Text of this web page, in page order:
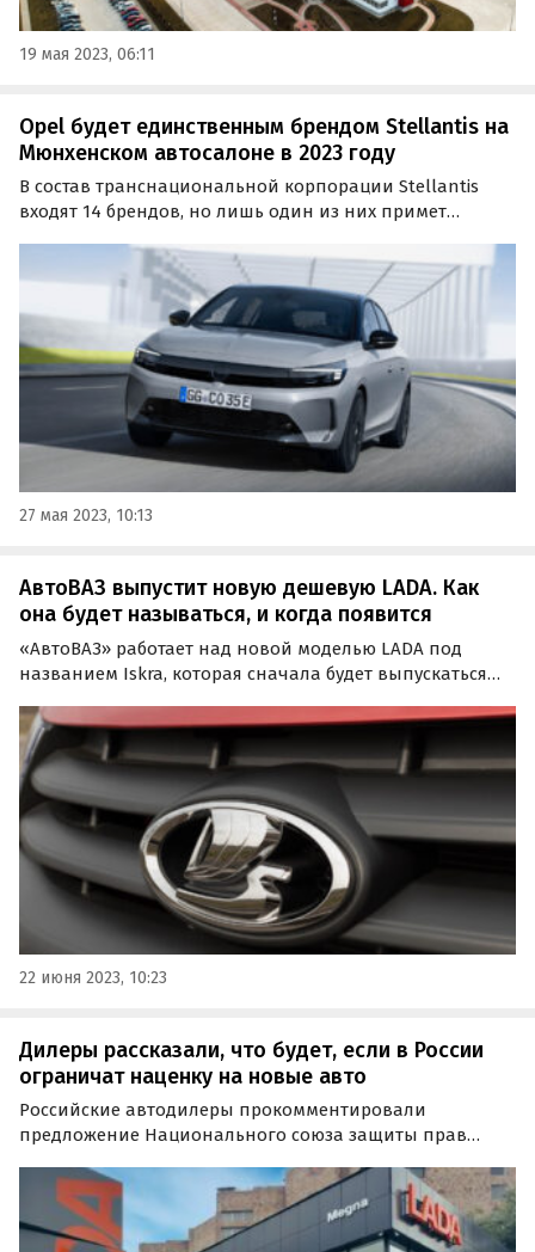
19 мая 2023, 06:11
Opel будет единственным брендом Stellantis на
Мюнхенском автосалоне в 2023 году
В состав транснациональной корпорации Stellantis
входят 14 брендов, но лишь один из них примет
сентябре в Мюнхене.
27 мая 2023, 10:13
АвтоВАЗ выпустит новую дешевую LADA. Как
она будет называться, и когда появится
«АвтоВАЗ» работает над новой моделью LADA под
названием Iskra, которая сначала будет выпускаться
производства новинки намечен на конец 2024 года, а в
продажу она поступит в начале 2025-го, пишут…
22 июня 2023, 10:23
Дилеры рассказали, что будет, если в России
ограничат наценку на новые авто
Российские автодилеры прокомментировали
предложение Национального союза защиты прав
автомобили. По мнению вице-президента ассоциации
«Российские автомобильные дилеры» (РОАД)
Вячеслава Жигалова, это…